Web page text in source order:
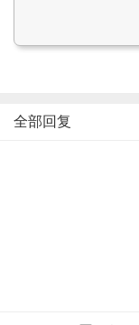
全部回复